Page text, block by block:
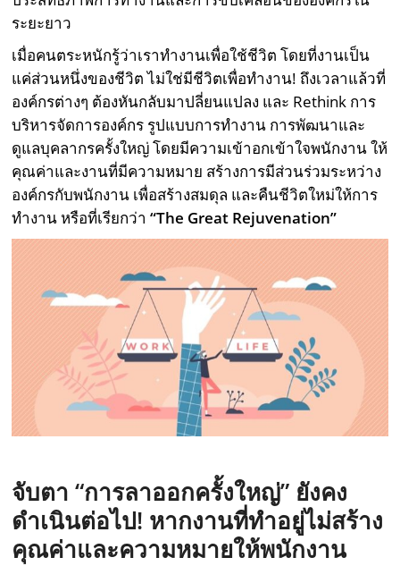
ระยะยาว
เมื่อคนตระหนักรู้ว่าเราทำงานเพื่อใช้ชีวิต โดยที่งานเป็น
แค่ส่วนหนึ่งของชีวิต ไม่ใช่มีชีวิตเพื่อทำงาน! ถึงเวลาแล้วที่
องค์กรต่างๆ ต้องหันกลับมาปลี่ยนแปลง และ Rethink การ
บริหารจัดการองค์กร รูปแบบการทำงาน การพัฒนาและ
ดูแลบุคลากรครั้งใหญ่ โดยมีความเข้าอกเข้าใจพนักงาน ให้
คุณค่าและงานที่มีความหมาย สร้างการมีส่วนร่วมระหว่าง
องค์กรกับพนักงาน เพื่อสร้างสมดุล และคืนชีวิตใหม่ให้การ
ทำงาน หรือที่เรียกว่า“The Great Rejuvenation”
จับตา “การลาออกครั้งใหญ่” ยังคง
ดำเนินต่อไป! หากงานที่ทำอยู่ไม่สร้าง
คุณค่าและความหมายให้พนักงาน